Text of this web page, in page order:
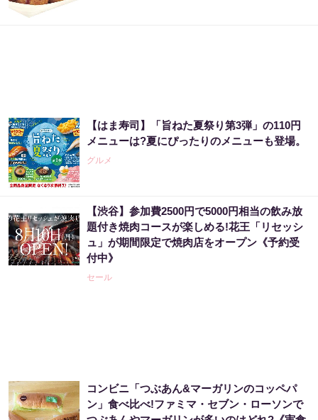
【はま寿司】「旨ねた夏祭り第3弾」の110円
メニューは?夏にぴったりのメニューも登場。
グルメ
【渋谷】参加費2500円で5000円相当の飲み放
題付き焼肉コースが楽しめる!花王「リセッシ
ュ」が期間限定で焼肉店をオープン《予約受
付中》
セール
コンビニ「つぶあん&マーガリンのコッペパ
ン」食べ比べ!ファミマ・セブン・ローソンで